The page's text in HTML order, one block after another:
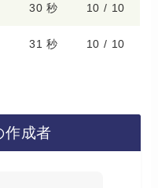
30 秒 10 / 10
31 秒 10 / 10
作成者